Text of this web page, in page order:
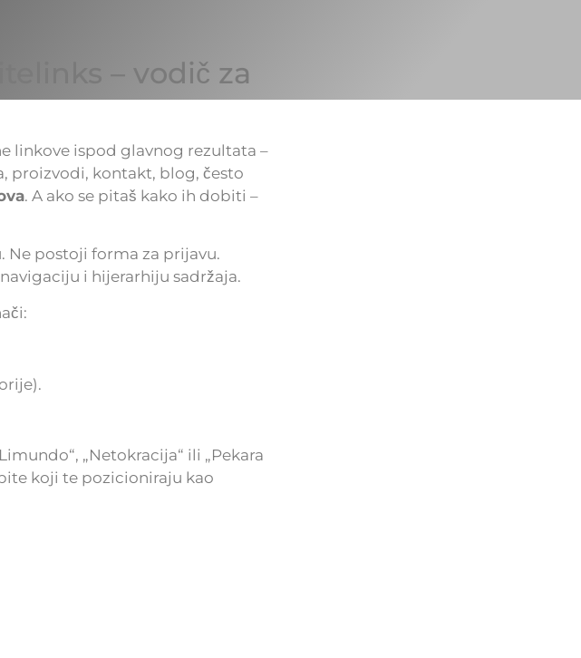
– vodič za
linkove ispod glavnog rezultata –
proizvodi, kontakt, blog, često
. A ako se pitaš kako ih dobiti –
Ne postoji forma za prijavu.
i hijerarhiju sadržaja.
„Netokracija“ ili „Pekara
koji te pozicioniraju kao